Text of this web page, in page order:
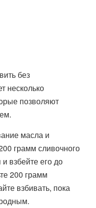
без
несколько
позволяют
масла и
грамм сливочного
взбейте его до
200 грамм
взбивать, пока